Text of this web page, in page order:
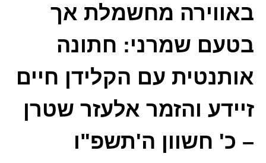
באווירה מחשמלת אך
בטעם שמרני: חתונה
אותנטית עם הקלידן חיים
זיידע והזמר אלעזר שטרן
– כ' חשוון ה'תשפ"ו